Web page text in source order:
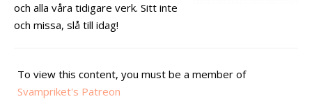
och alla våra tidigare verk. Sitt inte
och missa, slå till idag!
To view this content, you must be a member of
Svampriket's Patreon